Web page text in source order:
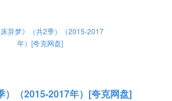
）（2015-2017年）[夸克网盘]